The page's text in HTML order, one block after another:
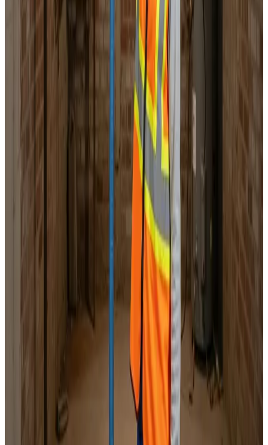
Landsdækkende service
Specialister i alle mærker
70 60 30 04